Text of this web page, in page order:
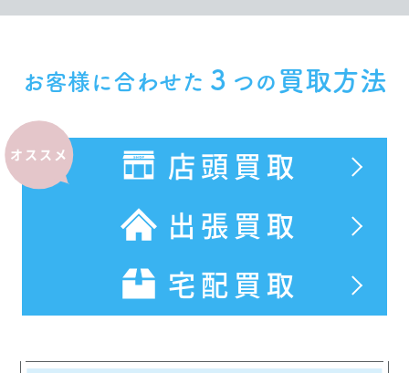
ビー・ゼロワン ブレスレットスパイラルパヴ
¥260,000
ビー・ゼロワン ブレスレットブラックセラミ
ック
ブルガリ
ロー
¥1,200,000
ブルガリ
お客様に合わせた ３ つの 買取方法
オススメ
店頭買取
出張買取
宅配買取